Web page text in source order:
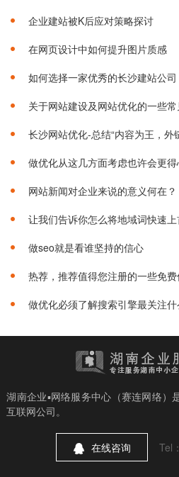
企业建站被K后应对策略探讨
在网页设计中如何提升图片质感
如何选择一家优秀的长沙建站公司‌
关于网站建设及网站优化的一些
长沙网站优化-总结“内容为王，外
做优化从这几方面考虑也许会更得
网站新闻对企业来说的意义何在？
让我们告诉你怎么将地域词快速
做seo就是看谁坚持的信心
热荐，推荐值得您注册的一些免
做优化必须了解搜索引擎最关注什
湖南企业▪网络服务中心（赛连网络）
互联网公司。
在线咨询 Tel